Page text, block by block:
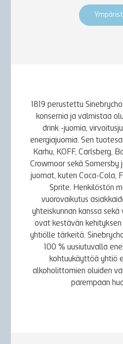
1819 perustettu
konsernia ja valmistaa
drink -juomia,
energiajuomia. Sen
Karhu, KOFF, Carlsberg,
Crowmoor sekä Somersby
juomat, kuten Coca-Cola,
Sprite. Henkilöstön
vuorovaikutus
yhteiskunnan kanssa
ovat kestävän kehityksen
yhtiölle tärkeitä.
100 % uusiutuvalla
kohtuukäyttöä yhtiö
alkoholittomien oluiden
parempaan